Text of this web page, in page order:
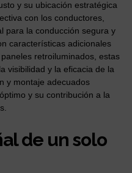
y su ubicación estratégica
con los conductores,
para la conducción segura y
características adicionales
retroiluminados, estas
visibilidad y la eficacia de la
y montaje adecuados
y su contribución a la
de un solo